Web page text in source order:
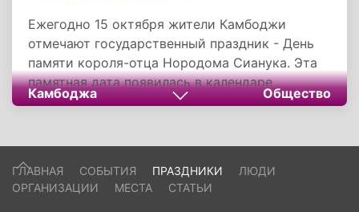
Ежегодно 15 октября жители Камбоджи
отмечают государственный праздник - День
памяти короля-отца Нородома Сианука. Эта
памятная дата появилась в календаре
Камбоджи недавно: Великий король
Камбоджа Общество
ГЛАВНАЯ СОБЫТИЯ ПРАЗДНИКИ
ЛЮДИ
ОРГАНИЗАЦИИ
МЕСТА СТАТЬИ